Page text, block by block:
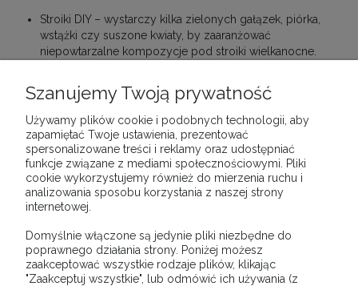
Stroiki DIY – wystarczy kilka zielonych gałązek, piórka,
wstążki czy suszone kwiaty, by zaaranżować
niepowtarzalne kompozycje pod stroiki wielkanocne.
zaskoczą Twoich bliskich.
Wielkanocne dekoracje w sklepie Lignum
– stwórz niepowtarzalny klimat
Święta Wielkanocne to idealny czas, by wprowadzić do domu
trochę wiosennego ciepła i nadać mu radosnego charakteru. W
sklepie Lignum czeka na Ciebie bogata kolekcja dekoracji, które z
pełną ofertę i zamów wszystko, czego potrzebujesz do
stworzenia magicznej wielkanocnej atmosfery.
Szanujemy Twoją prywatność
Używamy plików cookie i podobnych technologii, aby
zapamiętać Twoje ustawienia, prezentować
spersonalizowane treści i reklamy oraz udostępniać
funkcje związane z mediami społecznościowymi. Pliki
cookie wykorzystujemy również do mierzenia ruchu i
analizowania sposobu korzystania z naszej strony
internetowej.
Domyślnie włączone są jedynie pliki niezbędne do
poprawnego działania strony. Poniżej możesz
zaakceptować wszystkie rodzaje plików, klikając
"Zaakceptuj wszystkie", lub odmówić ich używania (z